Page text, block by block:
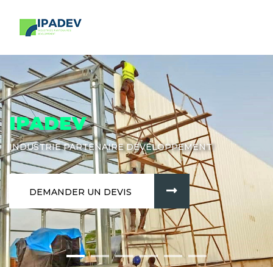
IPADEV
INDUSTRIE PARTENAIRE DÉVELOPPEMENT
DEMANDER UN DEVIS